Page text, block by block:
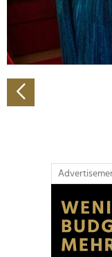
Verwendung
soziale Medien,
Partner führen
weiteren Daten
gesammelt haben.